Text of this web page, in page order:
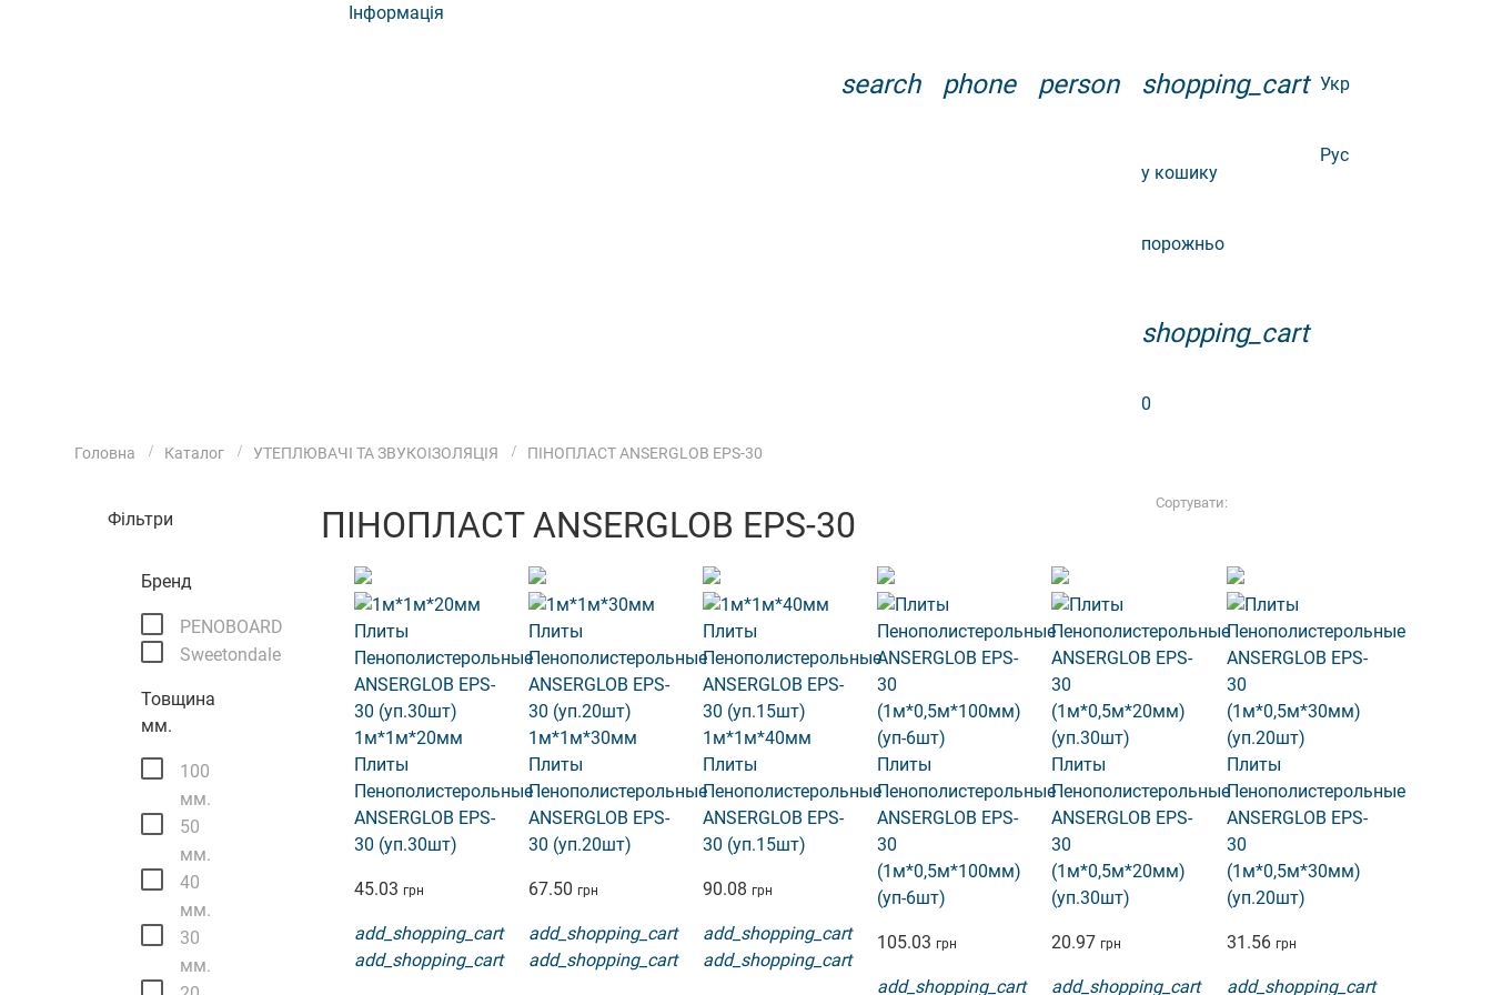
Інформація
Укр
Рус
search phone person shopping_cart
у кошику
порожньо
shopping_cart
0
Головна Каталог УТЕПЛЮВАЧІ ТА ЗВУКОІЗОЛЯЦІЯ ПІНОПЛАСТ ANSERGLOB EPS-30
Фільтри
Бренд
PENOBOARD
Sweetondale
Товщина
мм.
100
мм.
50
мм.
40
мм.
30
мм.
ПІНОПЛАСТ ANSERGLOB EPS-30
Сортувати:
1м*1м*20мм
Плиты
Пенополистерольные
ANSERGLOB EPS-
30 (уп.30шт)
45.03 грн
add_shopping_cart
add_shopping_cart
1м*1м*30мм
Плиты
Пенополистерольные
ANSERGLOB EPS-
30 (уп.20шт)
67.50 грн
add_shopping_cart
add_shopping_cart
1м*1м*40мм
Плиты
Пенополистерольные
ANSERGLOB EPS-
30 (уп.15шт)
90.08 грн
add_shopping_cart
add_shopping_cart
Плиты
Пенополистерольные
ANSERGLOB EPS-
30
(1м*0,5м*100мм)
(уп-6шт)
105.03 грн
add_shopping_cart
Плиты
Пенополистерольные
ANSERGLOB EPS-
30
(1м*0,5м*20мм)
(уп.30шт)
20.97 грн
add_shopping_cart
Плиты
Пенополистерольные
ANSERGLOB EPS-
30
(1м*0,5м*30мм)
(уп.20шт)
31.56 грн
add_shopping_cart